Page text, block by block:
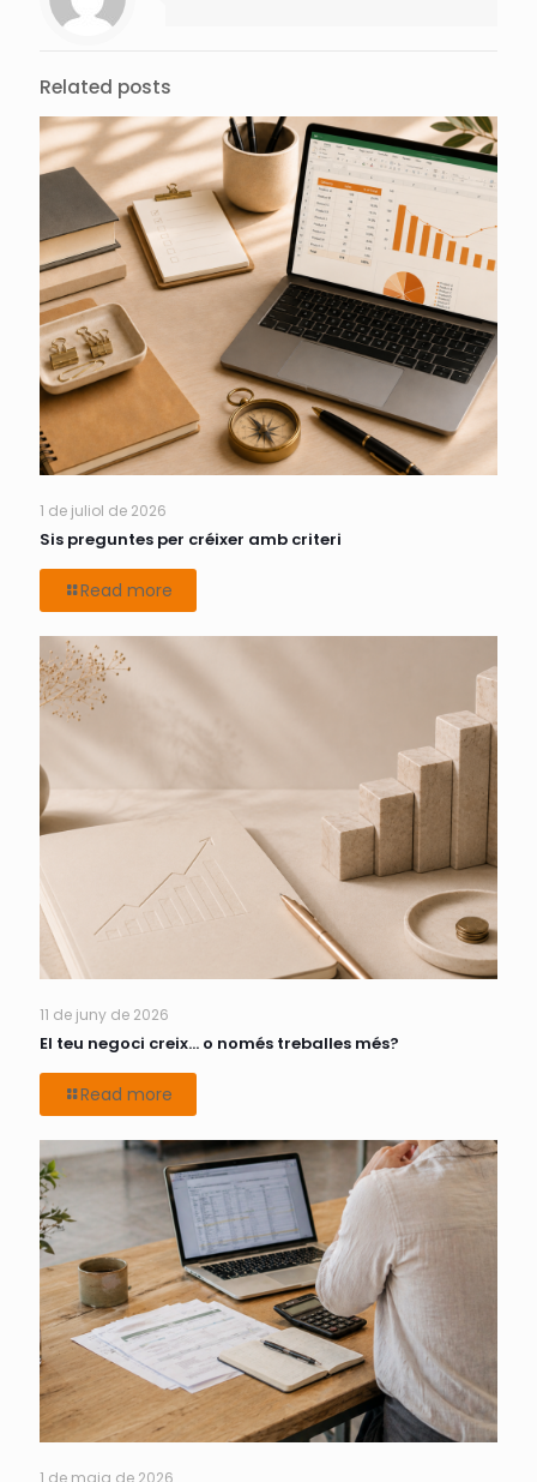
Related posts
1 de juliol de 2026
Sis preguntes per créixer amb criteri
Read more
11 de juny de 2026
El teu negoci creix… o només treballes més?
Read more
1 de maig de 2026